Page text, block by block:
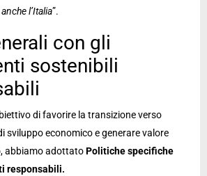
l’Italia”.
con gli
sostenibili
di favorire la transizione verso
sviluppo economico e generare valore
abbiamo adottatoPolitiche specifiche
responsabili.